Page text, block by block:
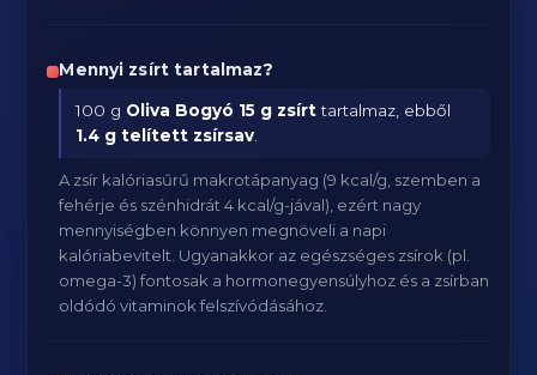
Mennyi zsírt tartalmaz?
100 g Oliva Bogyó 15 g zsírttartalmaz, ebből
1.4 g telített zsírsav
A zsír kalóriasűrű makrotápanyag (9 kcal/g, szemben a
fehérje és szénhidrát 4 kcal/g-jával), ezért nagy
mennyiségben könnyen megnöveli a napi
kalóriabevitelt. Ugyanakkor az egészséges zsírok (pl.
omega-3) fontosak a hormonegyensúlyhoz és a zsírban
oldódó vitaminok felszívódásához.